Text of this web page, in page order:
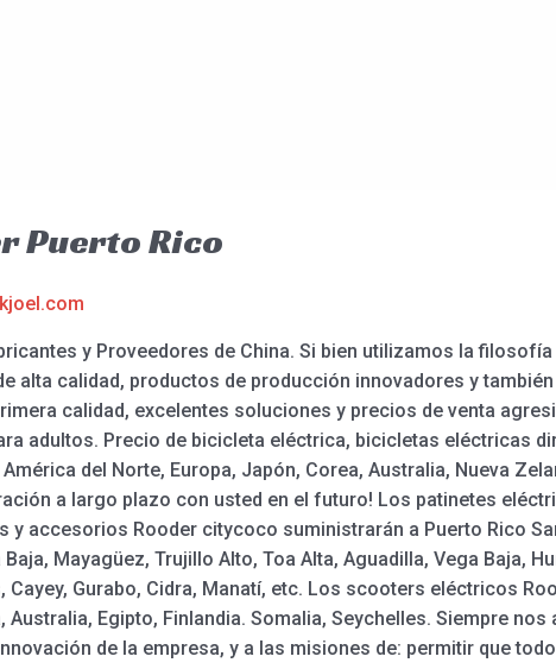
Puerto Rico
y Proveedores de China. Si bien utilizamos la
alta calidad, productos de producción innovadores y
calidad, excelentes soluciones y precios de venta
adultos. Precio de bicicleta eléctrica, bicicletas eléctricas
del Norte, Europa, Japón, Corea, Australia, Nueva
a largo plazo con usted en el futuro! Los patinetes
accesorios Rooder citycoco suministrarán a Puerto Rico
Mayagüez, Trujillo Alto, Toa Alta, Aguadilla, Vega Baja,
Cayey, Gurabo, Cidra, Manatí, etc. Los scooters eléctricos
Egipto, Finlandia. Somalia, Seychelles. Siempre
de la empresa, y a las misiones de: permitir que